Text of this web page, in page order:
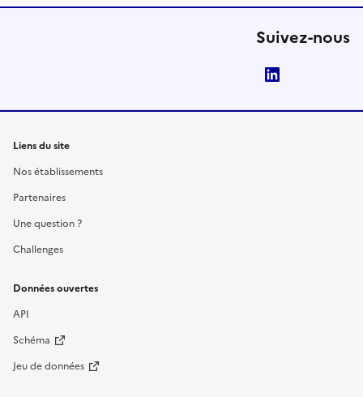
Suivez-nous
Liens du site
Nos établissements
Partenaires
Une question ?
Challenges
Données ouvertes
API
Schéma
Jeu de données